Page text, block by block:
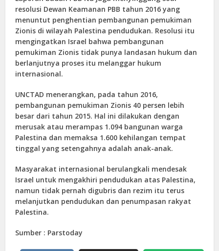
resolusi Dewan Keamanan PBB tahun 2016 yang
menuntut penghentian pembangunan pemukiman
Zionis di wilayah Palestina pendudukan. Resolusi itu
mengingatkan Israel bahwa pembangunan
pemukiman Zionis tidak punya landasan hukum dan
berlanjutnya proses itu melanggar hukum
internasional.
UNCTAD menerangkan, pada tahun 2016,
pembangunan pemukiman Zionis 40 persen lebih
besar dari tahun 2015. Hal ini dilakukan dengan
merusak atau merampas 1.094 bangunan warga
Palestina dan memaksa 1.600 kehilangan tempat
tinggal yang setengahnya adalah anak-anak.
Masyarakat internasional berulangkali mendesak
Israel untuk mengakhiri pendudukan atas Palestina,
namun tidak pernah digubris dan rezim itu terus
melanjutkan pendudukan dan penumpasan rakyat
Palestina.
Sumber : Parstoday